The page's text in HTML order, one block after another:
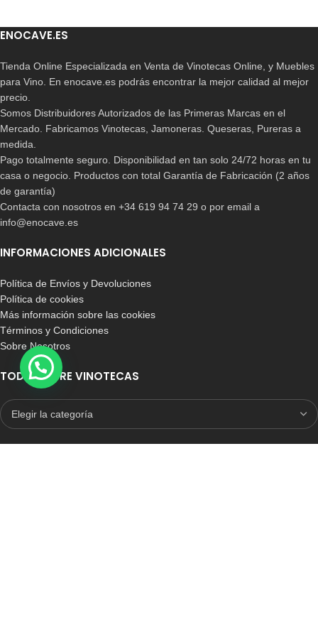
ENOCAVE.ES
Tienda Online Especializada en Venta de Vinotecas Online, y Muebles
para Vino. En enocave.es podrás encontrar la mejor calidad al mejor
precio.
Somos Distribuidores Autorizados de las Primeras Marcas en el
Mercado. Fabricamos Vinotecas, Jamoneras. Queseras, Pureras a
medida.
Pago totalmente seguro. Disponibilidad en tan solo 24/72 horas en tu
casa o negocio. Productos con total Garantía de Fabricación (2 años
de garantía)
Contacta con nosotros en +34 619 94 74 29 o por email a
info@enocave.es
INFORMACIONES ADICIONALES
Política de Envíos y Devoluciones
Política de cookies
Más información sobre las cookies
Términos y Condiciones
Sobre Nosotros
TODO SOBRE VINOTECAS